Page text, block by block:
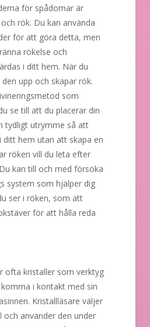
för spådomar är
rök. Du kan använda
för att göra detta, men
rökelse och
i ditt hem. När du
upp och skapar rök.
som
se till att du placerar din
tydligt utrymme så att
hem utan att skapa en
röken vill du leta efter
kan till och med försöka
system som hjälper dig
ser i röken, som att
för att hålla reda
ofta kristaller som verktyg
i kontakt med sin
Kristallläsare väljer
använder den under